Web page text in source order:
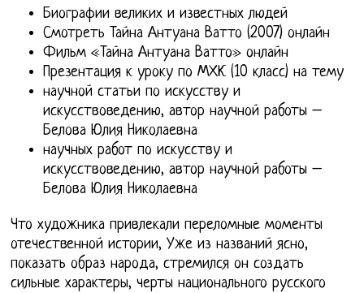
Биографии великих и известных людей
Смотреть Тайна Антуана Ватто (2007) онлайн
Фильм «Тайна Антуана Ватто» онлайн
Презентация к уроку по МХК (10 класс) на тему
научной статьи по искусству и
искусствоведению, автор научной работы –
Белова Юлия Николаевна
научных работ по искусству и
искусствоведению, автор научной работы –
Белова Юлия Николаевна
Что художника привлекали переломные моменты
отечественной истории, Уже из названий ясно,
показать образ народа, стремился он создать
сильные характеры, черты национального русского